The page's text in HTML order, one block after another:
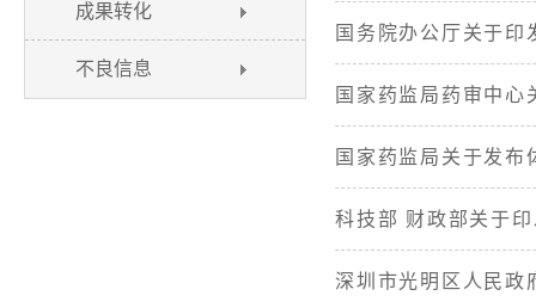
成果转化
不良信息
国务院办公厅关于
国家药监局药审中
国家药监局关于发
科技部 财政部关于
深圳市光明区人民政